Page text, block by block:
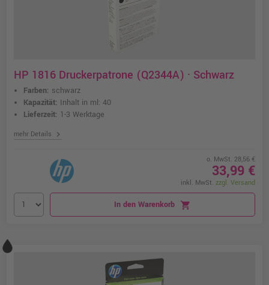
HP 1816 Druckerpatrone (Q2344A) · Schwarz
Farben: schwarz
Kapazität: Inhalt in ml: 40
Lieferzeit: 1-3 Werktage
mehr Details chevron_right
o. MwSt. 28,56 €
33,99 €
inkl. MwSt. zzgl. Versand
In den Warenkorb shopping_cart